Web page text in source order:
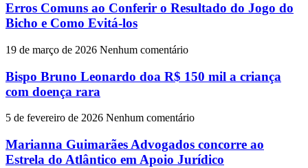
Erros Comuns ao Conferir o Resultado do Jogo do
Bicho e Como Evitá-los
19 de março de 2026 Nenhum comentário
Bispo Bruno Leonardo doa R$ 150 mil a criança
com doença rara
5 de fevereiro de 2026 Nenhum comentário
Marianna Guimarães Advogados concorre ao
Estrela do Atlântico em Apoio Jurídico